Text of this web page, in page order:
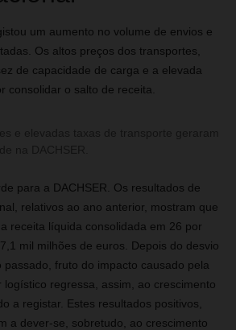
um aumento no volume de envios e
Os altos preços dos transportes,
de capacidade de carga e a elevada
consolidar o salto de receita.
para a DACHSER. Os resultados de
relativos ao ano anterior, mostram que
receita líquida consolidada em 26 por
mil milhões de euros. Depois do desvio
passado, fruto do impacto causado pela
regressa, assim, ao crescimento
a registar. Estes resultados positivos,
a dever-se, sobretudo, ao crescimento